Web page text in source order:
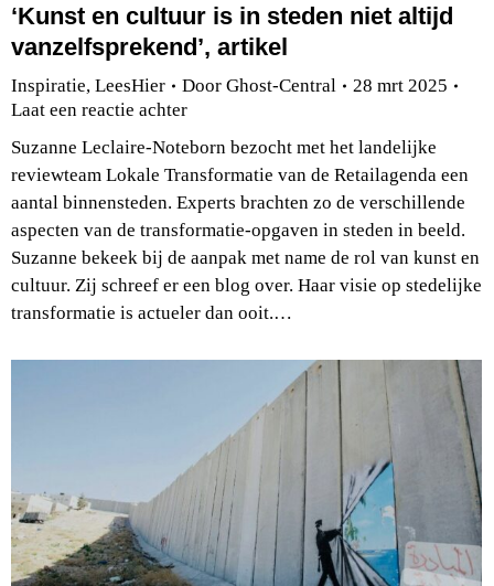
‘Kunst en cultuur is in steden niet altijd
vanzelfsprekend’, artikel
Inspiratie, LeesHier Door Ghost-Central
28 mrt 2025
Laat een reactie achter
Suzanne Leclaire-Noteborn bezocht met het landelijke
reviewteam Lokale Transformatie van de Retailagenda een
aantal binnensteden. Experts brachten zo de verschillende
aspecten van de transformatie-opgaven in steden in beeld.
Suzanne bekeek bij de aanpak met name de rol van kunst en
cultuur. Zij schreef er een blog over. Haar visie op stedelijke
transformatie is actueler dan ooit.…